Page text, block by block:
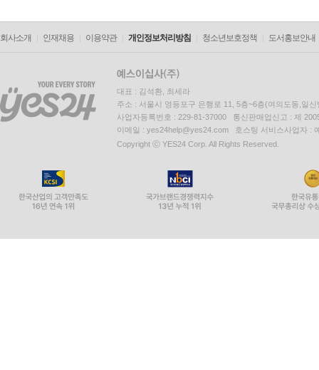
회사소개 인재채용 이용약관 개인정보처리방침 청소년보호정책 도서홍보안내
대표 : 김석환, 최세라
주소 : 서울시 영등포구 은행로 11, 5층~6층(여의도동,일신
사업자등록번호 : 229-81-37000 통신판매업신고 : 제
이메일 : yes24help@yes24.com 호스팅 서비스사업자 :
Copyright ⓒ YES24 Corp. All Rights Reserved.